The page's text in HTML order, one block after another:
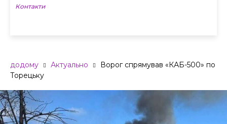
Контакти
додому Актуально
Ворог спрямував «КАБ-500» по
Торецьку